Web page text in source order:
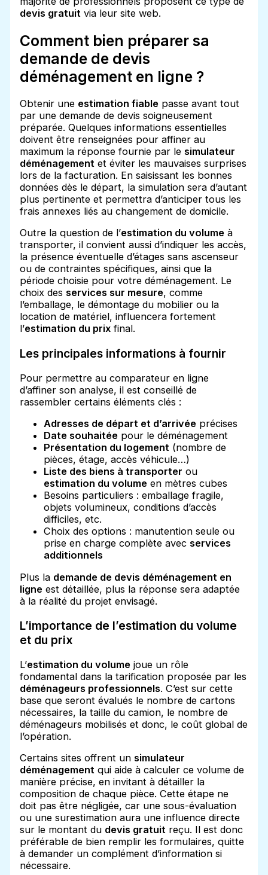
devis gratuit via leur site web.
Comment bien préparer sa
demande de devis
déménagement en ligne ?
Obtenir une estimation fiable passe avant tout
par une demande de devis soigneusement
préparée. Quelques informations essentielles
doivent être renseignées pour affiner au
maximum la réponse fournie par lesimulateur
déménagement et éviter les mauvaises surprises
lors de la facturation. En saisissant les bonnes
données dès le départ, la simulation sera d’autant
plus pertinente et permettra d’anticiper tous les
frais annexes liés au changement de domicile.
Outre la question de l’estimation du volume à
transporter, il convient aussi d’indiquer les accès,
la présence éventuelle d’étages sans ascenseur
ou de contraintes spécifiques, ainsi que la
période choisie pour votre déménagement. Le
choix desservices sur mesure, comme
l’emballage, le démontage du mobilier ou la
location de matériel, influencera fortement
l’estimation du prix final.
Les principales informations à fournir
Pour permettre au comparateur en ligne
d’affiner son analyse, il est conseillé de
rassembler certains éléments clés :
Adresses de départ et d’arrivée précises
Date souhaitée pour le déménagement
Présentation du logement (nombre de
pièces, étage, accès véhicule…)
Liste des biens à transporter ou
estimation du volume en mètres cubes
Besoins particuliers : emballage fragile,
objets volumineux, conditions d’accès
difficiles, etc.
Choix des options : manutention seule ou
prise en charge complète avecservices
additionnels
Plus la demande de devis déménagement en
ligne est détaillée, plus la réponse sera adaptée
à la réalité du projet envisagé.
L’importance de l’estimation du volume
et du prix
L’estimation du volume joue un rôle
fondamental dans la tarification proposée par les
déménageurs professionnels. C’est sur cette
base que seront évalués le nombre de cartons
nécessaires, la taille du camion, le nombre de
déménageurs mobilisés et donc, le coût global de
l’opération.
Certains sites offrent unsimulateur
déménagement qui aide à calculer ce volume de
manière précise, en invitant à détailler la
composition de chaque pièce. Cette étape ne
doit pas être négligée, car une sous-évaluation
ou une surestimation aura une influence directe
sur le montant du devis gratuit reçu. Il est donc
préférable de bien remplir les formulaires, quitte
à demander un complément d’information si
nécessaire.